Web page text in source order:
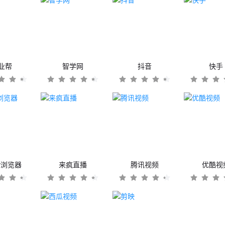
帮 智学网 抖音 快手
览器 来疯直播 腾讯视频 优酷视